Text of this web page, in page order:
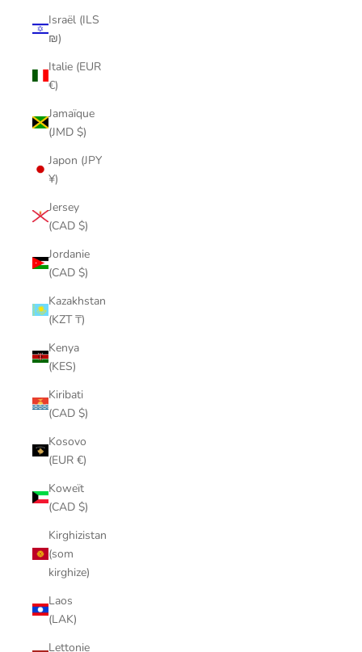
Israël (ILS
₪)
Italie (EUR
€)
Jamaïque
(JMD $)
Japon (JPY
¥)
Jersey
(CAD $)
Jordanie
(CAD $)
Kazakhstan
(KZT ₸)
Kenya
(KES)
Kiribati
(CAD $)
Kosovo
(EUR €)
Koweït
(CAD $)
Kirghizistan
(som
kirghize)
Laos
(LAK)
Lettonie